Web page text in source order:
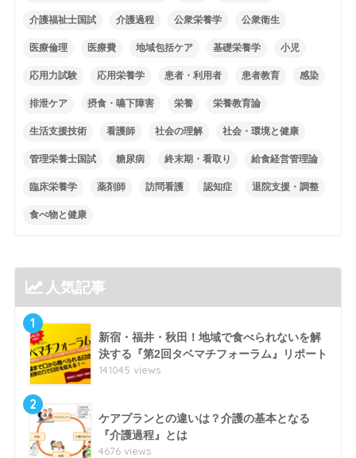
介護福祉士国試 介護過程 公衆栄養学 公衆衛生
医療倫理 医療費 地域包括ケア 基礎栄養学 小児
応用力試験 応用栄養学 患者・利用者 患者教育 感染
排泄ケア 摂食・嚥下障害 栄養 栄養教育論
生活支援技術 看護師 社会の理解 社会・環境と健康
管理栄養士国試 糖尿病 終末期・看取り 給食経営管理論
臨床栄養学 薬剤師 訪問看護 認知症 退院支援・調整
食べ物と健康
人気記事
1
新宿・福井・秋田！地域で食べられないを解
決する『第2回タベマチフォーラム』リポート
141045 views
2
ケアプランとの違いは？介護の基本となる
『介護過程』とは
4676 views